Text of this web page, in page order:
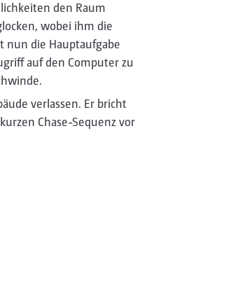
den Raum
wobei ihm die
nun die Hauptaufgabe
auf den Computer zu
verlassen. Er bricht
Chase-Sequenz vor